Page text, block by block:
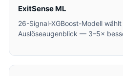
ExitSense ML
26-Signal-XGBoost-Modell
Auslöseaugenblick — 3–5×